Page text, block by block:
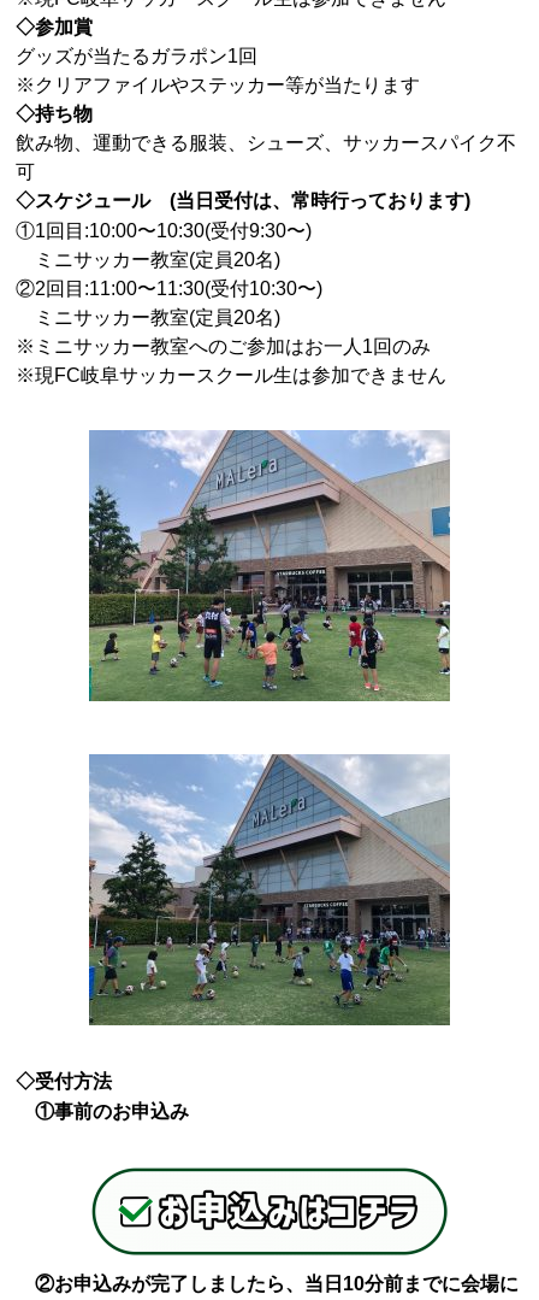
◇参加賞
グッズが当たるガラポン1回
※クリアファイルやステッカー等が当たります
◇持ち物
飲み物、運動できる服装、シューズ、サッカースパイク不
可
◇スケジュール (当日受付は、常時行っております)
①1回目:10:00〜10:30(受付9:30〜)
ミニサッカー教室(定員20名)
②2回目:11:00〜11:30(受付10:30〜)
ミニサッカー教室(定員20名)
※ミニサッカー教室へのご参加はお一人1回のみ
※現FC岐阜サッカースクール生は参加できません
◇受付方法
①事前のお申込み
②お申込みが完了しましたら、当日10分前までに会場に